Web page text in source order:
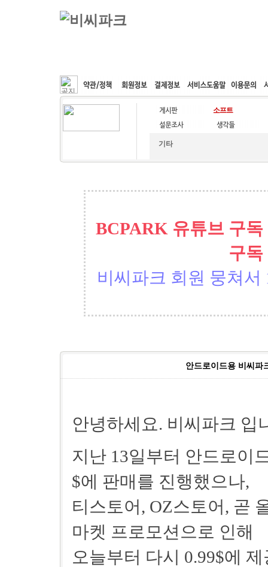
커뮤니티 속도패치 웹호스팅 공동구매
기타
BCPARK 유튜브 구
구독
비씨파크 회원 뭉쳐서
안드로이드용 비씨파
안녕하세요. 비씨파크 입
지난 13일부터 안드로이
$에 판매를 진행했으나,
티스토어, OZ스토어, 곧
마켓 프로모션으로 인해
오늘부터 다시 0.99$에